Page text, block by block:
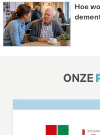
Hoe
ONZE